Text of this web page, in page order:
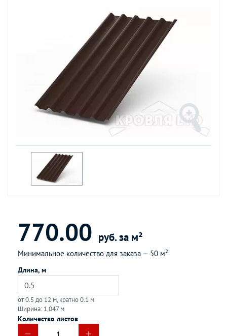
770.00 руб. за м²
Минимальное количество для заказа — 50 м²
Длина, м
от 0.5 до 12 м, кратно 0.1 м
Ширина: 1,047 м
Количество листов